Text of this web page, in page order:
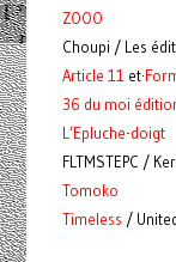
ZOOO
Choupi / Les
Article 11 et·
36 du moi
L’Epluche-doigt
FLTMSTEPC /
Tomoko
Timeless /